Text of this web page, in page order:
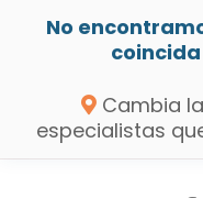
No
Cambia
especialistas